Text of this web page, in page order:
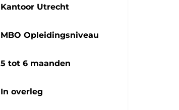
Kantoor Utrecht
MBO Opleidingsniveau
5 tot 6 maanden
In overleg